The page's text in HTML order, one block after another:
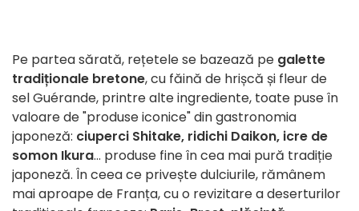
Pe partea sărată, rețetele se bazează pe galette
tradiționale bretone, cu făină de hrișcă și fleur de
sel Guérande, printre alte ingrediente, toate puse în
valoare de "produse iconice" din gastronomia
japoneză: ciuperci Shitake, ridichi Daikon, icre de
somon Ikura... produse fine în cea mai pură tradiție
japoneză. În ceea ce privește dulciurile, rămânem
mai aproape de Franța, cu o revizitare a deserturilor